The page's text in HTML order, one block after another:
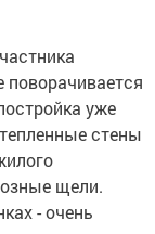
поворачивается
уже
стены
щели.
- очень